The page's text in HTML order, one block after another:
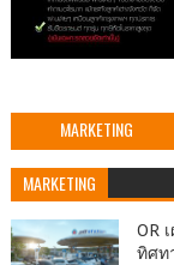
MARKETING
MARKETING
OR
ทิศท